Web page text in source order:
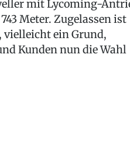
mit Lycoming-
Meter. Zugelassen ist
vielleicht ein Grund,
Kunden nun die Wahl